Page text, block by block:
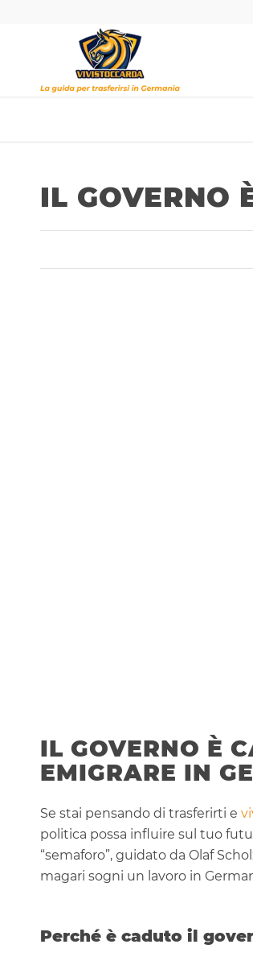
IL GOVERNO
IL GOVERNO È
EMIGRARE IN
Se stai pensando di trasferirti e
politica possa influire sul tuo
“semaforo”, guidato da Olaf
magari sogni un lavoro in
Perché è caduto il